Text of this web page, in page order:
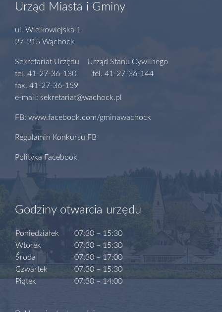
Urząd Miasta i Gminy
ul. Wielkowiejska 1
27-215 Wąchock
Sekretariat Urzędu Urząd Stanu Cywilnego
tel. 41-27-36-130 tel. 41-27-36-144
fax. 41-27-36-159
e-mail: sekretariat@wachock.pl
FB: www.facebook.com/gminawachock
Regulamin Konkursu FB
Polityka Facebook
Godziny otwarcia urzędu
Poniedziałek
Wtorek
Środa
Czwartek
Piątek
07:30 – 15:30
07:30 – 15:30
07:30 – 17:00
07:30 – 15:30
07:30 – 14:00